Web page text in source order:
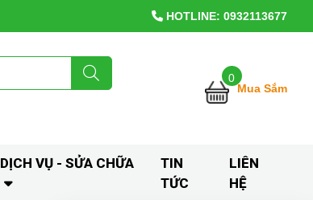
HOTLINE: 0932113677
0
Mua Sắm
DỊCH VỤ - SỬA CHỮA
TIN
TỨC
LIÊN
HỆ